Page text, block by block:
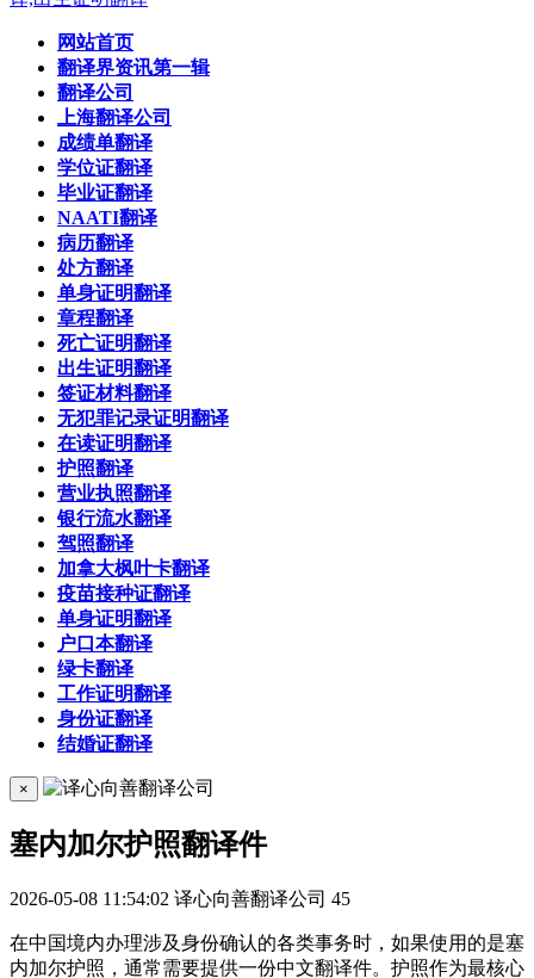
网站首页
翻译界资讯第一辑
翻译公司
上海翻译公司
成绩单翻译
学位证翻译
毕业证翻译
NAATI翻译
病历翻译
处方翻译
单身证明翻译
章程翻译
死亡证明翻译
出生证明翻译
签证材料翻译
无犯罪记录证明翻译
在读证明翻译
护照翻译
营业执照翻译
银行流水翻译
驾照翻译
加拿大枫叶卡翻译
疫苗接种证翻译
单身证明翻译
户口本翻译
绿卡翻译
工作证明翻译
身份证翻译
结婚证翻译
×
塞内加尔护照翻译件
2026-05-08 11:54:02 译心向善翻译公司 45
在中国境内办理涉及身份确认的各类事务时，如果使用的是塞
内加尔护照，通常需要提供一份中文翻译件。护照作为最核心